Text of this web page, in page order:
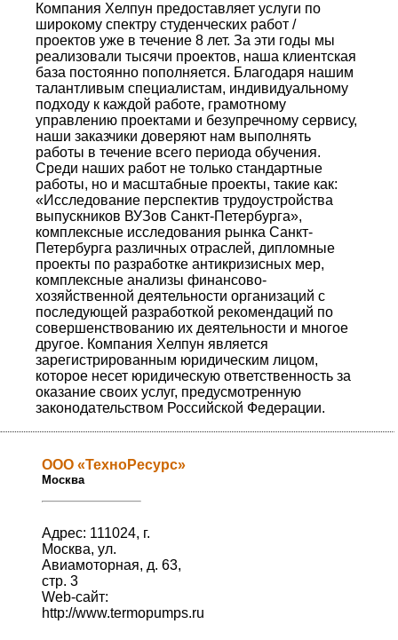
Компания Хелпун предоставляет услуги по
широкому спектру студенческих работ /
проектов уже в течение 8 лет. За эти годы мы
реализовали тысячи проектов, наша клиентская
база постоянно пополняется. Благодаря нашим
талантливым специалистам, индивидуальному
подходу к каждой работе, грамотному
управлению проектами и безупречному сервису,
наши заказчики доверяют нам выполнять
работы в течение всего периода обучения.
Среди наших работ не только стандартные
работы, но и масштабные проекты, такие как:
«Исследование перспектив трудоустройства
выпускников ВУЗов Санкт-Петербурга»,
комплексные исследования рынка Санкт-
Петербурга различных отраслей, дипломные
проекты по разработке антикризисных мер,
комплексные анализы финансово-
хозяйственной деятельности организаций с
последующей разработкой рекомендаций по
совершенствованию их деятельности и многое
другое. Компания Хелпун является
зарегистрированным юридическим лицом,
которое несет юридическую ответственность за
оказание своих услуг, предусмотренную
законодательством Российской Федерации.
ООО «ТехноРесурс»
Москва
Адрес: 111024, г.
Москва, ул.
Авиамоторная, д. 63,
стр. 3
Web-сайт:
http://www.termopumps.ru